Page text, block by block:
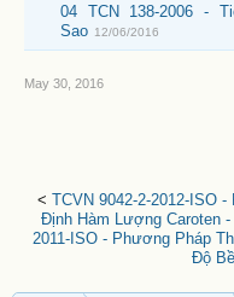
04 TCN 138-2006 -
Sao 12/06/2016
May 30, 2016
< TCVN 9042-2-2012-ISO
Định Hàm Lượng Caroten
2011-ISO - Phương Pháp
Độ